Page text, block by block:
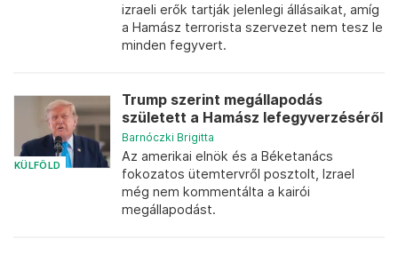
izraeli erők tartják jelenlegi állásaikat, amíg
a Hamász terrorista szervezet nem tesz le
minden fegyvert.
KÜLFÖLD
Trump szerint megállapodás
született a Hamász lefegyverzéséről
Barnóczki Brigitta
Az amerikai elnök és a Béketanács
fokozatos ütemtervről posztolt, Izrael
még nem kommentálta a kairói
megállapodást.